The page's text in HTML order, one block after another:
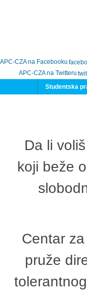
APC-CZA na Facebooku
APC-CZA na Twitteru
Studentska
Da li
koji beže
Centar
pruže